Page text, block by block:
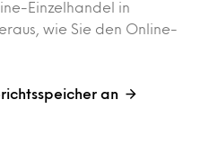
Einzelhandel in
wie Sie den Online-
an